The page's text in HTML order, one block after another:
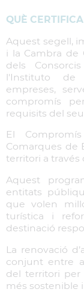
QUÈ
Aquest segell,
i la Cambra de
dels
l'Instituto de
empreses,
compromís
requisits del
El
Comarques de
territori a través
Aquest
entitats
que volen
turística i
destinació
La renovació
conjunt entre
del territori
més sostenible